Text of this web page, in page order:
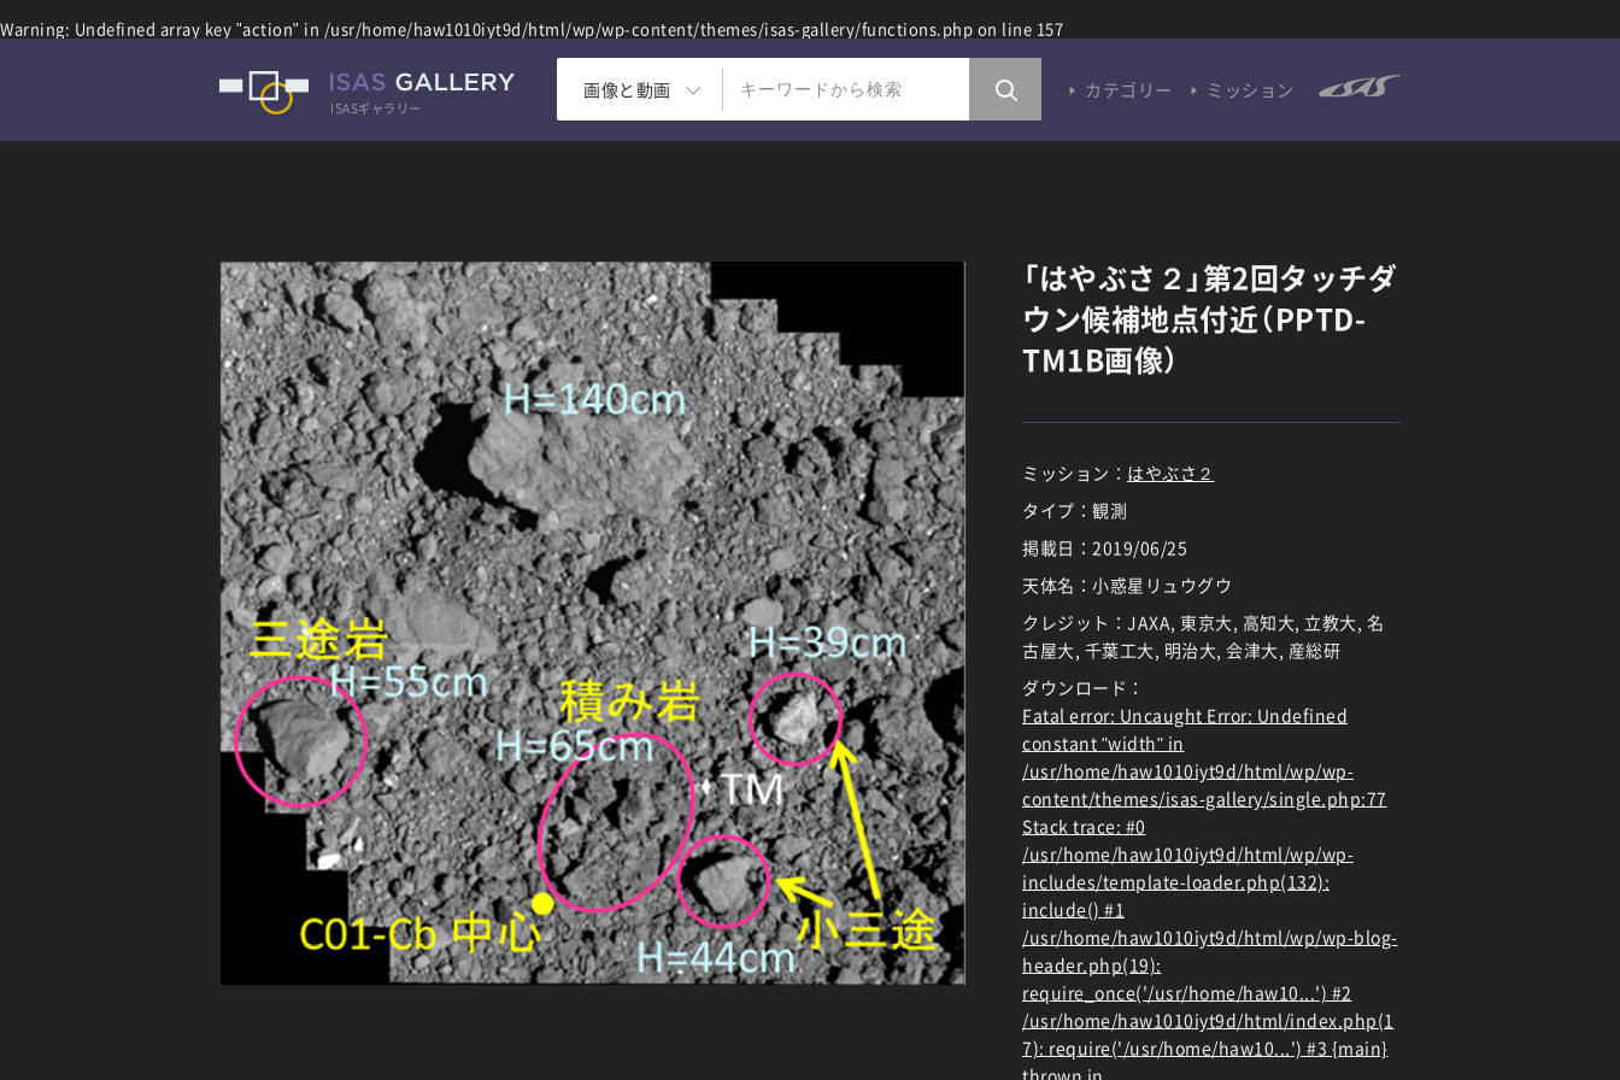
Warning: Undefined array key "action" in /usr/home/haw1010iyt9d/html/wp/wp-content/themes/isas-gallery/functions.php on line 157
ISASギャラリー
画像と動画 カテゴリー ミッション
「はやぶさ２」第2回タッチダ
ウン候補地点付近（PPTD-
TM1B画像）
ミッション： はやぶさ２
タイプ：観測
掲載日： 2019/06/25
天体名：小惑星リュウグウ
クレジット：JAXA, 東京大, 高知大, 立教大, 名
古屋大, 千葉工大, 明治大, 会津大, 産総研
ダウンロード：
Fatal error: Uncaught Error: Undefined
constant "width" in
/usr/home/haw1010iyt9d/html/wp/wp-
content/themes/isas-gallery/single.php:77
Stack trace: #0
/usr/home/haw1010iyt9d/html/wp/wp-
includes/template-loader.php(132):
include() #1
/usr/home/haw1010iyt9d/html/wp/wp-blog-
header.php(19):
require_once('/usr/home/haw10...') #2
/usr/home/haw1010iyt9d/html/index.php(1
7): require('/usr/home/haw10...') #3 {main}
thrown in